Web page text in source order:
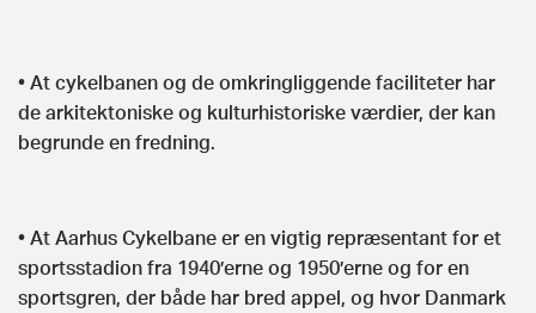
• At cykelbanen og de omkringliggende faciliteter har
de arkitektoniske og kulturhistoriske værdier, der kan
begrunde en fredning.
• At Aarhus Cykelbane er en vigtig repræsentant for et
sportsstadion fra 1940’erne og 1950’erne og for en
sportsgren, der både har bred appel, og hvor Danmark